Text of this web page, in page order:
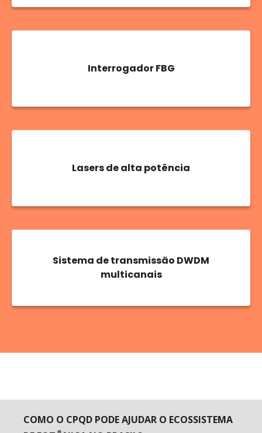
Interrogador FBG
Lasers de alta potência
Sistema de transmissão DWDM
multicanais
COMO O CPQD PODE AJUDAR O ECOSSISTEMA